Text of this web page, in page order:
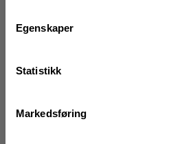
Egenskaper
Statistikk
Markedsføring
På nettlager
1 Pakke a 5 Stk